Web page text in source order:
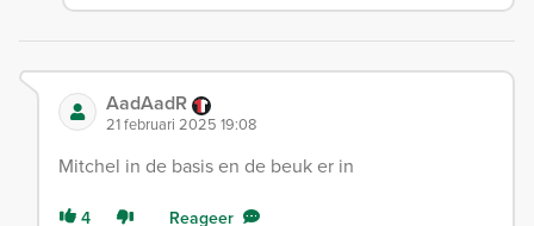
AadAadR
21 februari 2025 19:08
Mitchel in de basis en de beuk er in
4 Reageer